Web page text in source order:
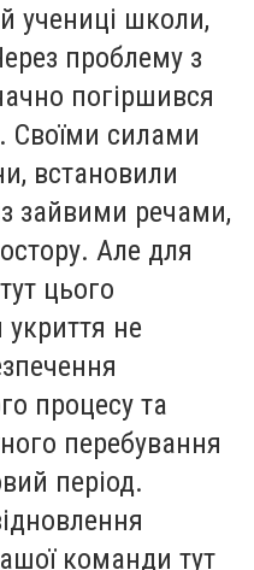
учениці школи,
проблему з
погіршився
Своїми силами
встановили
зайвими речами,
Але для
цього
не
процесу та
перебування
період.
команди тут